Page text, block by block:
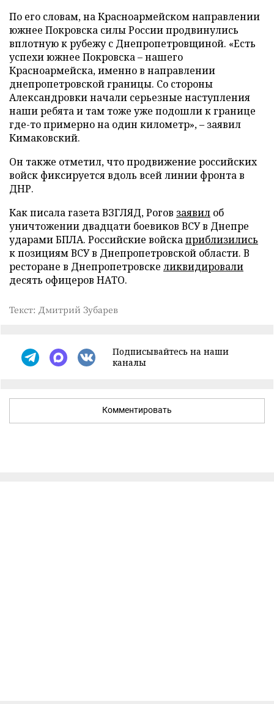
По его словам, на Красноармейском направлении
южнее Покровска силы России продвинулись
вплотную к рубежу с Днепропетровщиной. «Есть
успехи южнее Покровска – нашего
Красноармейска, именно в направлении
днепропетровской границы. Со стороны
Александровки начали серьезные наступления
наши ребята и там тоже уже подошли к границе
где-то примерно на один километр», – заявил
Кимаковский.
Он также отметил, что продвижение российских
войск фиксируется вдоль всей линии фронта в
ДНР.
Как писала газета ВЗГЛЯД, Рогов заявил об
уничтожении двадцати боевиков ВСУ в Днепре
ударами БПЛА. Российские войскаприблизились
к позициям ВСУ в Днепропетровской области. В
ресторане в Днепропетровске ликвидировали
десять офицеров НАТО.
Текст: Дмитрий Зубарев
Подписывайтесь на наши
каналы
Комментировать